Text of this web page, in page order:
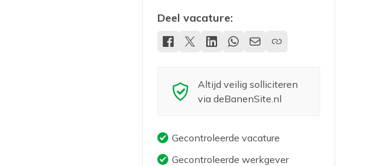
Deel vacature:
Altijd veilig solliciteren
via deBanenSite.nl
Gecontroleerde vacature
Gecontroleerde werkgever